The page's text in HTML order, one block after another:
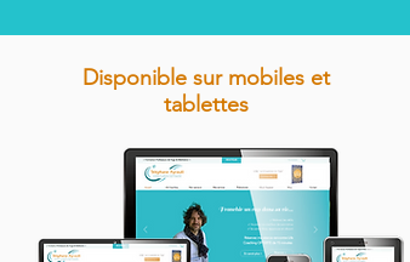
Disponible sur mobiles et
tablettes